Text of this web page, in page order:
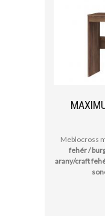
Meblocross
fehér /
arany/craft